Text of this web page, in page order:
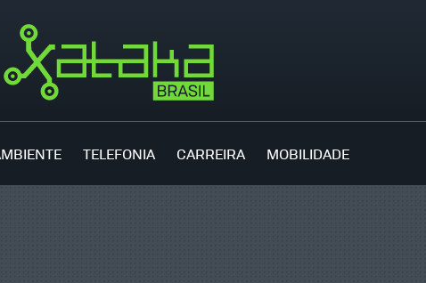
TELEFONIA CARREIRA MOBILIDADE